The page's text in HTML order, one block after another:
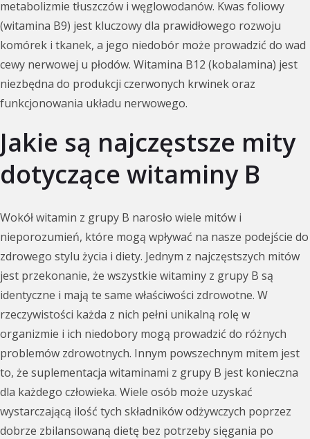
metabolizmie tłuszczów i węglowodanów. Kwas foliowy
(witamina B9) jest kluczowy dla prawidłowego rozwoju
komórek i tkanek, a jego niedobór może prowadzić do wad
cewy nerwowej u płodów. Witamina B12 (kobalamina) jest
niezbędna do produkcji czerwonych krwinek oraz
funkcjonowania układu nerwowego.
Jakie są najczęstsze mity
dotyczące witaminy B
Wokół witamin z grupy B narosło wiele mitów i
nieporozumień, które mogą wpływać na nasze podejście do
zdrowego stylu życia i diety. Jednym z najczęstszych mitów
jest przekonanie, że wszystkie witaminy z grupy B są
identyczne i mają te same właściwości zdrowotne. W
rzeczywistości każda z nich pełni unikalną rolę w
organizmie i ich niedobory mogą prowadzić do różnych
problemów zdrowotnych. Innym powszechnym mitem jest
to, że suplementacja witaminami z grupy B jest konieczna
dla każdego człowieka. Wiele osób może uzyskać
wystarczającą ilość tych składników odżywczych poprzez
dobrze zbilansowaną dietę bez potrzeby sięgania po